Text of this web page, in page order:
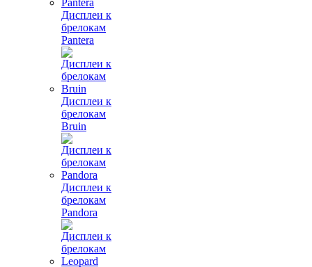
Дисплеи к
брелокам
Pantera
Дисплеи к
брелокам
Bruin
Дисплеи к
брелокам
Pandora